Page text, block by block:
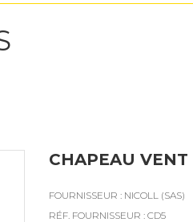
CHAPEAU
FOURNISSEUR : NICOLL (SAS)
RÉF. FOURNISSEUR : CD5